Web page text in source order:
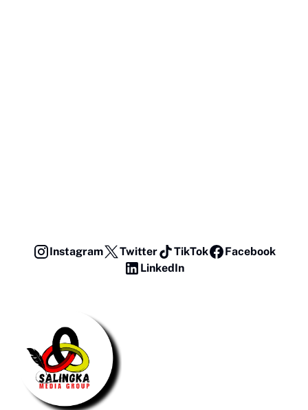
Instagram Twitter TikTok
Facebook
LinkedIn